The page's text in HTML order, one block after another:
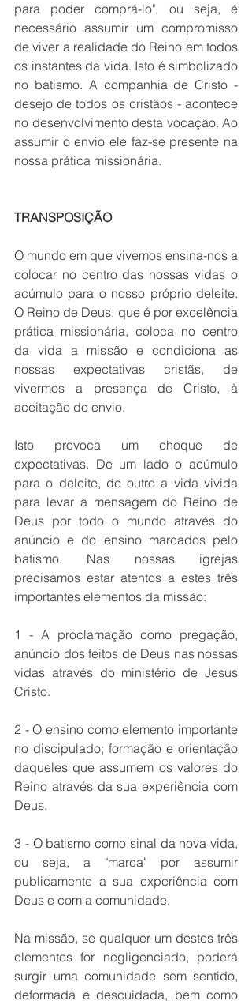
para poder comprá-lo", ou seja, é
necessário assumir um compromisso
de viver a realidade do Reino em todos
os instantes da vida. Isto é simbolizado
no batismo. A companhia de Cristo -
desejo de todos os cristãos - acontece
no desenvolvimento desta vocação. Ao
assumir o envio ele faz-se presente na
nossa prática missionária.
TRANSPOSIÇÃO
O mundo em que vivemos ensina-nos a
colocar no centro das nossas vidas o
acúmulo para o nosso próprio deleite.
O Reino de Deus, que é por excelência
prática missionária, coloca no centro
da vida a missão e condiciona as
nossas expectativas cristãs, de
vivermos a presença de Cristo, à
aceitação do envio.
Isto provoca um choque de
expectativas. De um lado o acúmulo
para o deleite, de outro a vida vivida
para levar a mensagem do Reino de
Deus por todo o mundo através do
anúncio e do ensino marcados pelo
batismo. Nas nossas igrejas
precisamos estar atentos a estes três
importantes elementos da missão:
1 - A proclamação como pregação,
anúncio dos feitos de Deus nas nossas
vidas através do ministério de Jesus
Cristo.
2 - O ensino como elemento importante
no discipulado; formação e orientação
daqueles que assumem os valores do
Reino através da sua experiência com
Deus.
3 - O batismo como sinal da nova vida,
ou seja, a "marca" por assumir
publicamente a sua experiência com
Deus e com a comunidade.
Na missão, se qualquer um destes três
elementos for negligenciado, poderá
surgir uma comunidade sem sentido,
deformada e descuidada, bem como